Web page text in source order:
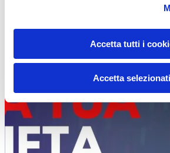
Accetta tutti i
Accetta selezionati